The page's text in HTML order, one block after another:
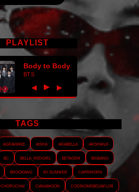
PLAYLIST
Body to Body
BTS
◀ ► ▶
TAGS
Agraviane Aisha Arabella
Arshanji
BC Bella_RedGirl Betagem
Bigbang
Brookang By.summer
Caprihorn
Chopuchai Cianamoon Codinomebeijaflor